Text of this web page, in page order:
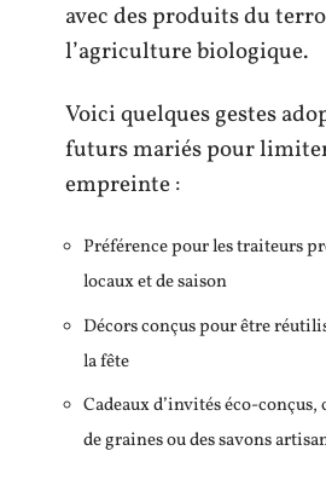
avec des produits du
l’agriculture biologique.
Voici quelques gestes
futurs mariés pour
empreinte :
Préférence pour les traiteurs
locaux et de saison
Décors conçus pour être
la fête
Cadeaux d’invités éco-conçus,
de graines ou des savons